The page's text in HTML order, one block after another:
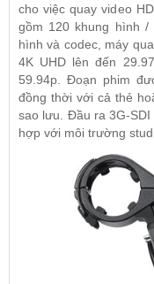
cho việc quay video
gồm 120 khung hình /
hình và codec, máy
4K UHD lên đến
59.94p. Đoạn phim
đồng thời với cả thẻ
sao lưu. Đầu ra 3G-
hợp với môi trường